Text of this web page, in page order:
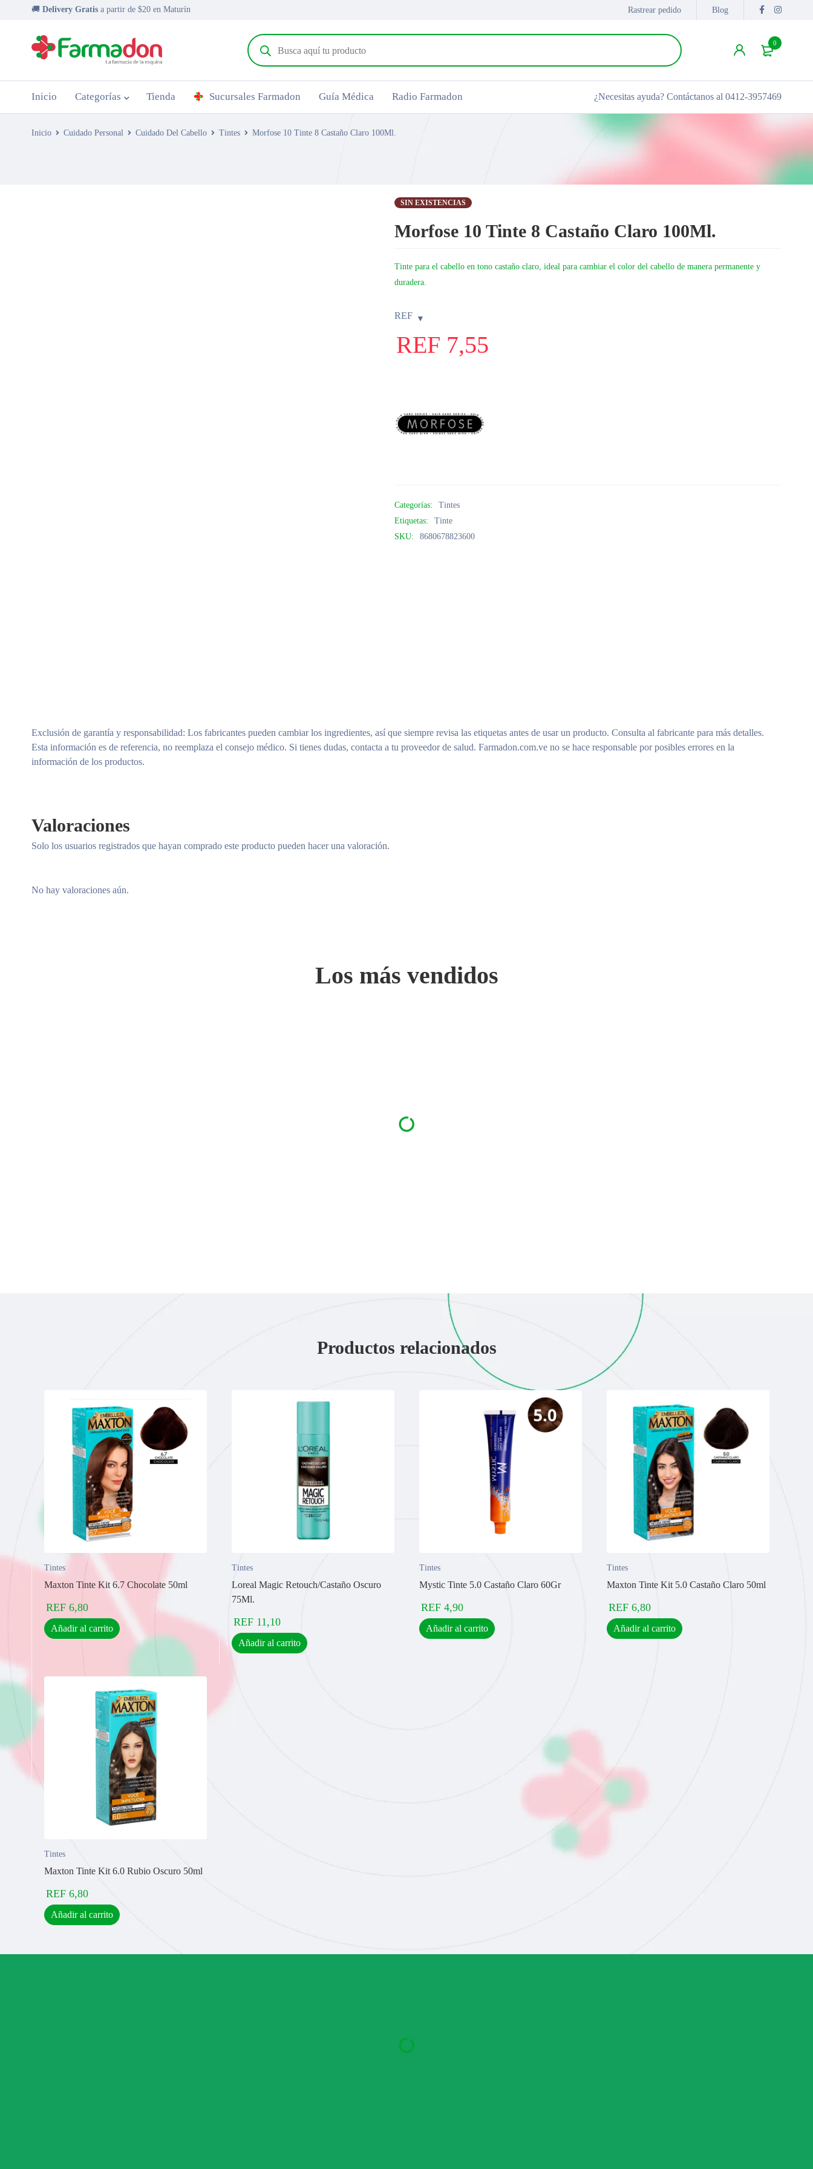
🚚 Delivery Gratis a partir de $20 en Maturín Rastrear pedido Blog
0
Inicio Categorías Tienda Sucursales Farmadon Guía Médica Radio Farmadon ¿Necesitas ayuda? Contáctanos al 0412-3957469
Inicio Cuidado Personal Cuidado Del Cabello Tintes Morfose 10 Tinte 8 Castaño Claro 100Ml.
SIN EXISTENCIAS
Morfose 10 Tinte 8 Castaño Claro 100Ml.
Tinte para el cabello en tono castaño claro, ideal para cambiar el color del cabello de manera permanente y
duradera.
REF
REF 7,55
Categorías:
Tintes
Etiquetas:
Tinte
SKU:
8680678823600
Exclusión de garantía y responsabilidad: Los fabricantes pueden cambiar los ingredientes, así que siempre revisa las etiquetas antes de usar un producto. Consulta al fabricante para más detalles.
Esta información es de referencia, no reemplaza el consejo médico. Si tienes dudas, contacta a tu proveedor de salud. Farmadon.com.ve no se hace responsable por posibles errores en la
información de los productos.
Valoraciones
No hay valoraciones aún.
Solo los usuarios registrados que hayan comprado este producto pueden hacer una valoración.
Los más vendidos
Productos relacionados
Tintes
Maxton Tinte Kit 6.7 Chocolate 50ml
REF 6,80
Añadir al carrito
Tintes
Loreal Magic Retouch/Castaño Oscuro
75Ml.
REF 11,10
Añadir al carrito
Tintes
Mystic Tinte 5.0 Castaño Claro 60Gr
REF 4,90
Añadir al carrito
Tintes
Maxton Tinte Kit 5.0 Castaño Claro 50ml
REF 6,80
Añadir al carrito
Tintes
Maxton Tinte Kit 6.0 Rubio Oscuro 50ml
REF 6,80
Añadir al carrito